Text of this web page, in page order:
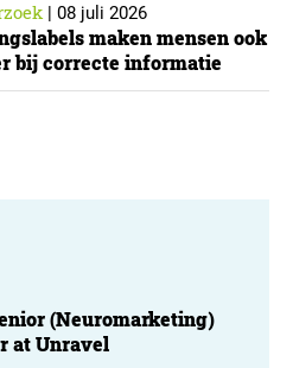
| 08 juli 2026
maken mensen ook
bij correcte informatie
(Neuromarketing)
at Unravel